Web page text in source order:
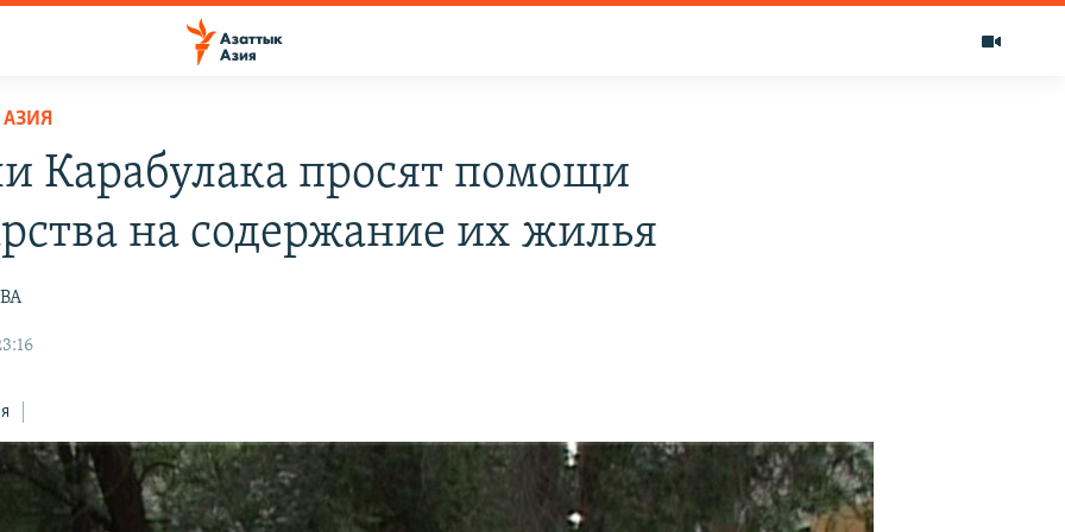
Карабулака просят помощи
на содержание их жилья